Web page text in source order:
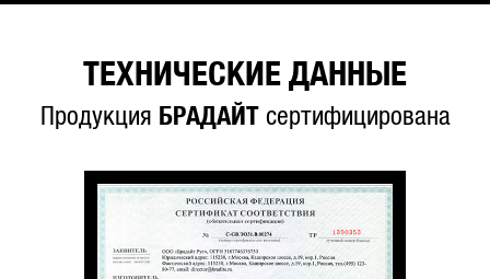
ТЕХНИЧЕСКИЕ ДАННЫЕ
Продукция БРАДАЙТсертифицирована